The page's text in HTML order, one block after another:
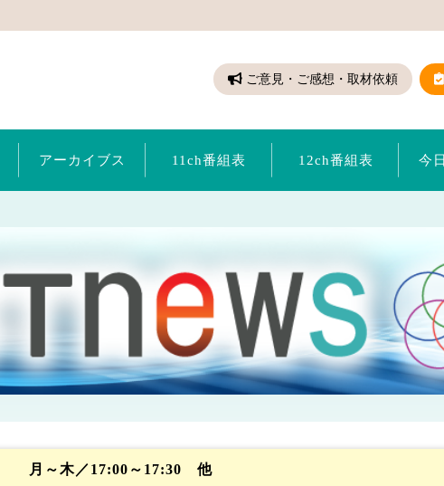
ご意見・ご感想・取材依頼
アーカイブス 11ch番組表 12ch番組表 今
月～木／17:00～17:30 他